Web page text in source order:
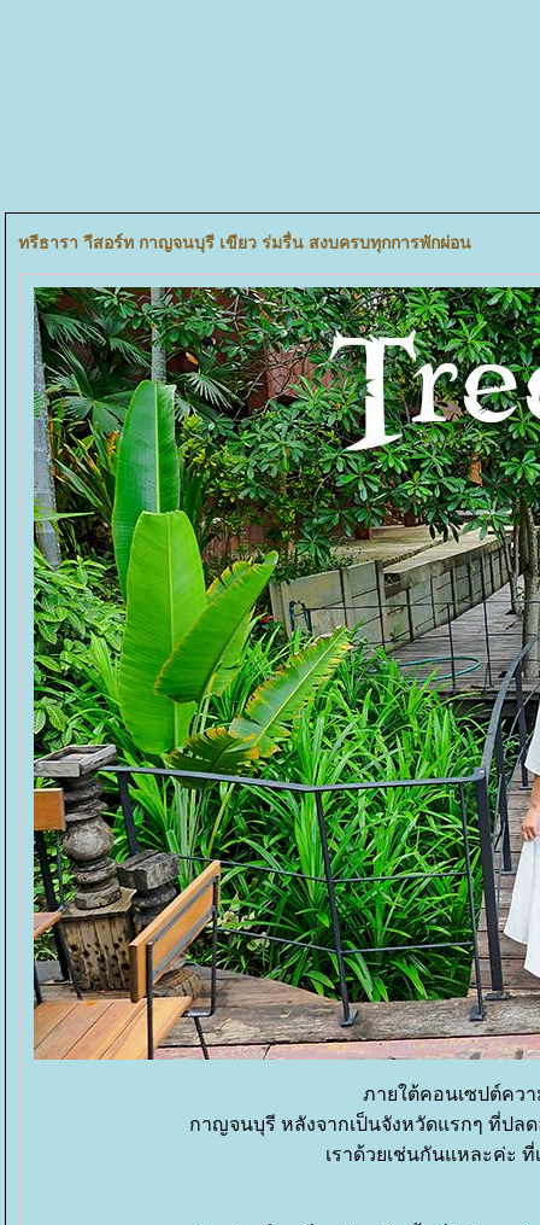
ทรีธารา าีสอร์ท กาญจนบุรี เขียว ร่มรื่น สงบครบทุกการพักผ่อน
ภายใต้คอนเซปต์คว
กาญจนบุรี หลังจากเป็นจังหวัดแรกๆ ที่ปล
เราด้วยเช่นกันแหละค่ะ